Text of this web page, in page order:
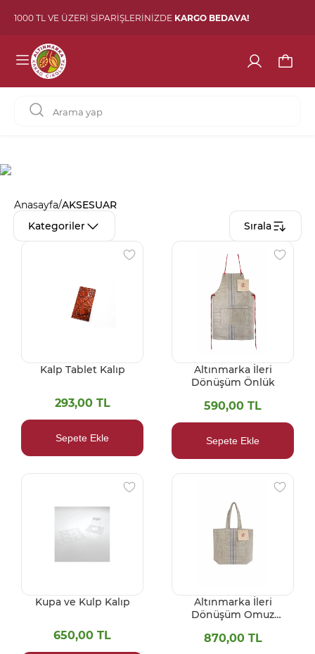
1000 TL VE ÜZERİ SİPARİŞLERİNİZDE KARGO BEDAVA!
Anasayfa/AKSESUAR
Kategoriler
Sırala
Kalp Tablet Kalıp
293,00 TL
Sepete Ekle
Altınmarka İleri
Dönüşüm Önlük
590,00 TL
Sepete Ekle
Kupa ve Kulp Kalıp
650,00 TL
Altınmarka İleri
Dönüşüm Omuz
870,00 TL